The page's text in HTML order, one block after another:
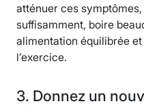
atténuer ces
suffisamment, boire
alimentation équilibrée
l’exercice.
3. Donnez un